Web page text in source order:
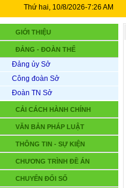
Thứ hai, 10/8/2026-7:26 AM
GIỚI THIỆU
ĐẢNG - ĐOÀN THỂ
Đảng ủy Sở
Công đoàn Sở
Đoàn TN Sở
CẢI CÁCH HÀNH CHÍNH
VĂN BẢN PHÁP LUẬT
THÔNG TIN - SỰ KIỆN
CHƯƠNG TRÌNH ĐỀ ÁN
CHUYỂN ĐỔI SỐ